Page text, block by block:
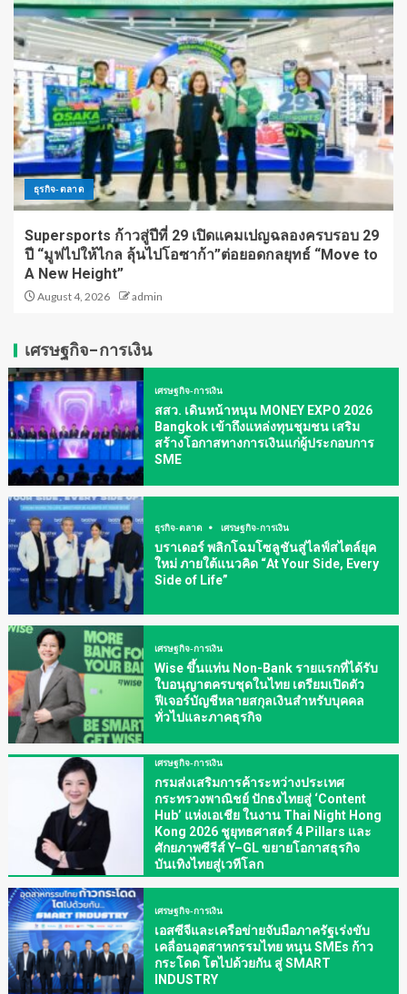
ธุรกิจ-ตลาด
Supersports ก้าวสู่ปีที่ 29 เปิดแคมเปญฉลองครบรอบ 29
ปี “มูฟไปให้ไกล ลุ้นไปโอซาก้า”ต่อยอดกลยุทธ์ “Move to
A New Height”
August 4, 2026 admin
เศรษฐกิจ-การเงิน
เศรษฐกิจ-การเงิน
สสว. เดินหน้าหนุน MONEY EXPO 2026
Bangkok เข้าถึงแหล่งทุนชุมชน เสริม
สร้างโอกาสทางการเงินแก่ผู้ประกอบการ
SME
ธุรกิจ-ตลาด เศรษฐกิจ-การเงิน
บราเดอร์ พลิกโฉมโซลูชันสู่ไลฟ์สไตล์ยุค
ใหม่ ภายใต้แนวคิด “At Your Side, Every
Side of Life”
เศรษฐกิจ-การเงิน
Wise ขึ้นแท่น Non-Bank รายแรกที่ได้รับ
ใบอนุญาตครบชุดในไทย เตรียมเปิดตัว
ฟีเจอร์บัญชีหลายสกุลเงินสำหรับบุคคล
ทั่วไปและภาคธุรกิจ
เศรษฐกิจ-การเงิน
กรมส่งเสริมการค้าระหว่างประเทศ
กระทรวงพาณิชย์ ปักธงไทยสู่ ‘Content
Hub’ แห่งเอเชีย ในงาน Thai Night Hong
Kong 2026 ชูยุทธศาสตร์ 4 Pillars และ
ศักยภาพซีรีส์ Y–GL ขยายโอกาสธุรกิจ
บันเทิงไทยสู่เวทีโลก
เศรษฐกิจ-การเงิน
เอสซีจีและเครือข่ายจับมือภาครัฐเร่งขับ
เคลื่อนอุตสาหกรรมไทย หนุน SMEs ก้าว
กระโดด โตไปด้วยกัน สู่ SMART
INDUSTRY